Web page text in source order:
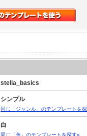
stella_basics
シンプル
同じ「ジャンル」のテンプレートを
白
同じ「色」のテンプレートを探す»